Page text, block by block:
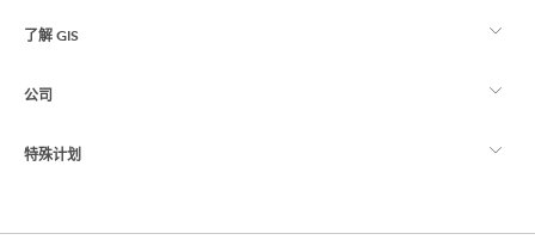
制图
Esri 社区
ArcGIS 博客
了解 GIS
什么是 GIS？
位置智能
培训
公司
关于 Esri
特殊计划